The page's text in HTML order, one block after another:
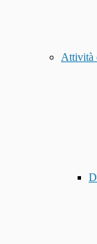
Attività